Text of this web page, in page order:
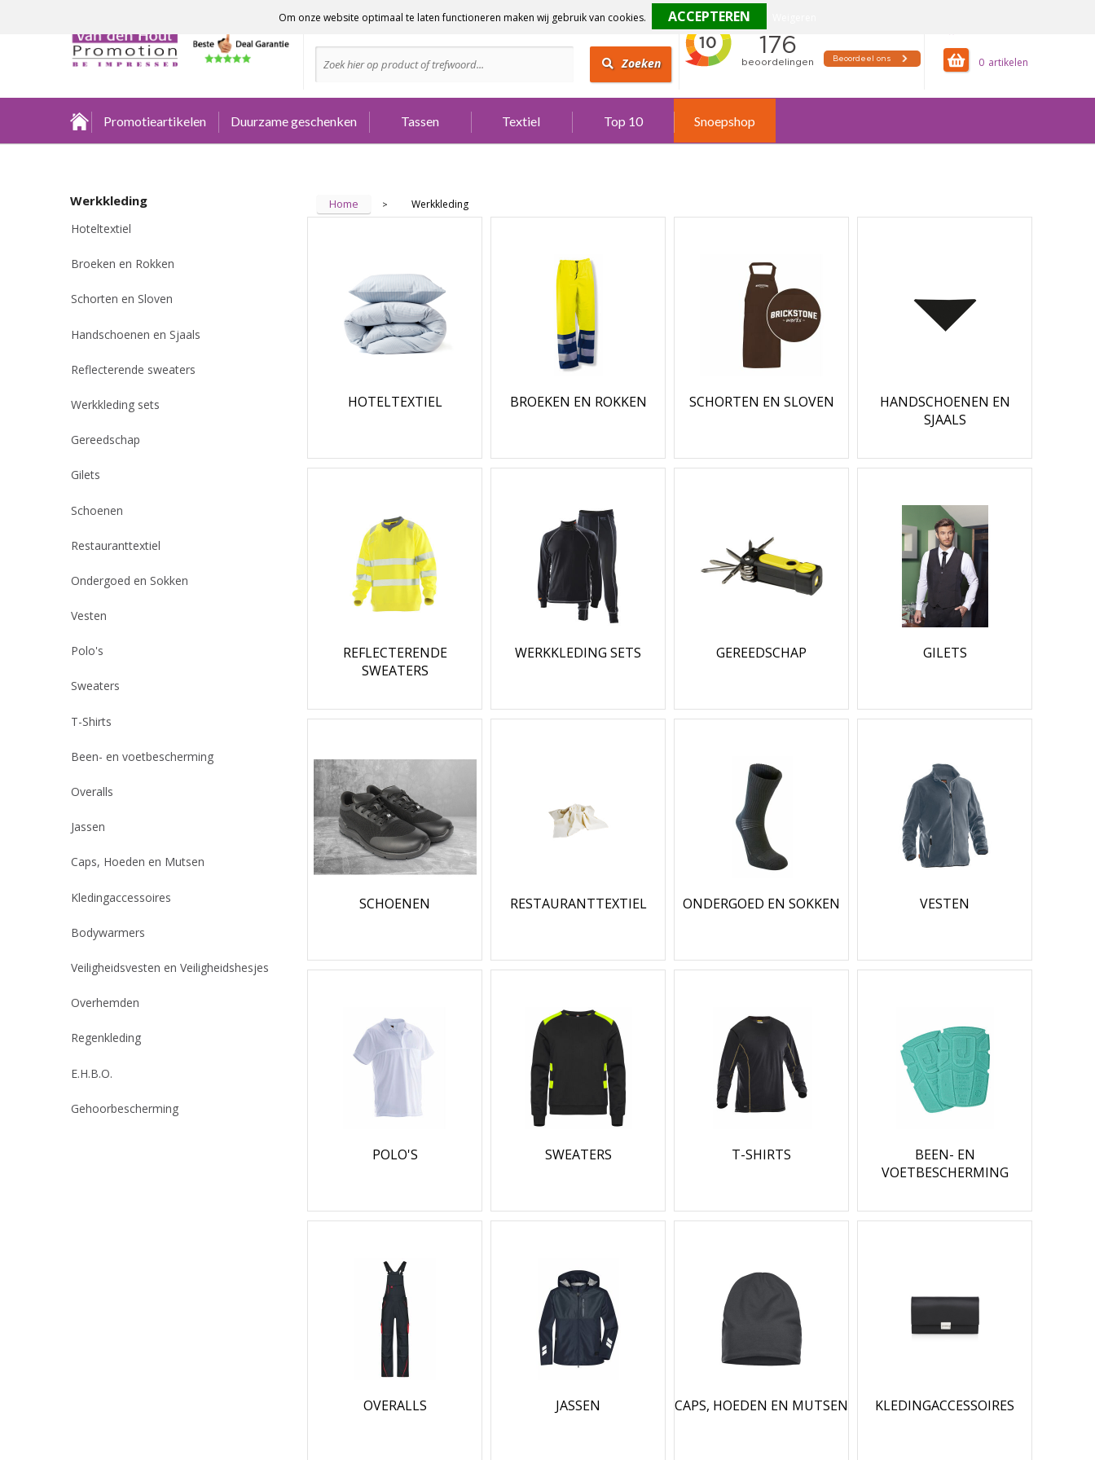
0
Advies nodig?
Zoeken
Promotieartikelen Duurzame geschenken Tassen Textiel Top 10 Snoepshop
Werkkleding
Hoteltextiel
Broeken en Rokken
Schorten en Sloven
Handschoenen en Sjaals
Reflecterende sweaters
Werkkleding sets
Gereedschap
Gilets
Schoenen
Restauranttextiel
Ondergoed en Sokken
Vesten
Polo's
Sweaters
T-Shirts
Been- en voetbescherming
Overalls
Jassen
Caps, Hoeden en Mutsen
Kledingaccessoires
Bodywarmers
Veiligheidsvesten en Veiligheidshesjes
Overhemden
Regenkleding
E.H.B.O.
Gehoorbescherming
Home > Werkkleding
HOTELTEXTIEL BROEKEN EN ROKKEN SCHORTEN EN SLOVEN
HANDSCHOENEN EN
SJAALS
REFLECTERENDE
SWEATERS
WERKKLEDING SETS GEREEDSCHAP GILETS
SCHOENEN RESTAURANTTEXTIEL ONDERGOED EN SOKKEN VESTEN
POLO'S SWEATERS T-SHIRTS
BEEN- EN
VOETBESCHERMING
OVERALLS JASSEN CAPS, HOEDEN EN MUTSEN KLEDINGACCESSOIRES
Om onze website optimaal te laten functioneren maken wij gebruik van cookies.